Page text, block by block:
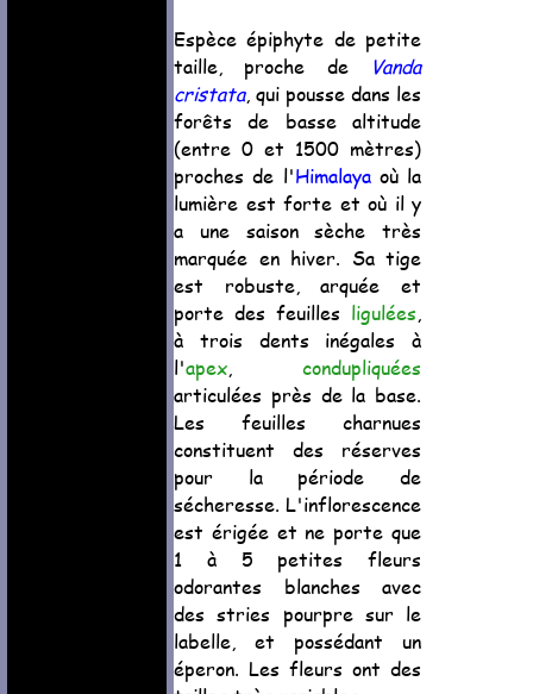
Espèce épiphyte de petite
taille, proche de
Vanda
cristata, qui pousse dans les
forêts de basse altitude
(entre 0 et 1500 mètres)
proches de l'Himalayaoù la
lumière est forte et où il y
a une saison sèche très
marquée en hiver. Sa tige
est robuste, arquée et
porte des feuilles ligulées,
à trois dents inégales à
l'apex, condupliquées
articulées près de la base.
Les feuilles charnues
constituent des réserves
pour la période de
sécheresse. L'inflorescence
est érigée et ne porte que
1 à 5 petites fleurs
odorantes blanches avec
des stries pourpre sur le
labelle, et possédant un
éperon. Les fleurs ont des